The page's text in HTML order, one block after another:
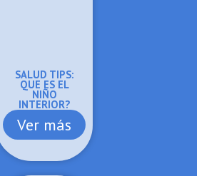
SALUD TIPS:
QUE ES EL
NIÑO
INTERIOR?
Ver más